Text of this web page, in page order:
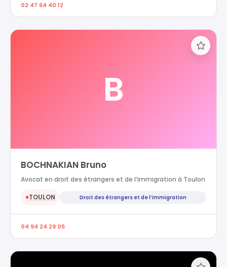
02 47 64 40 12
B
BOCHNAKIAN Bruno
Avocat en droit des étrangers et de l’immigration à Toulon
●TOULON Droit des étrangers et de l’immigration
04 94 24 29 05